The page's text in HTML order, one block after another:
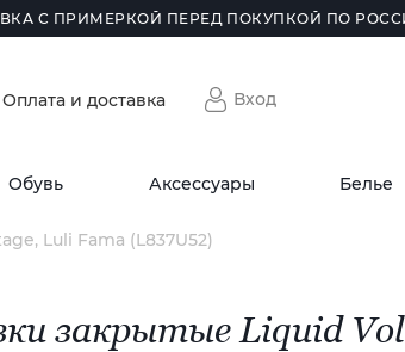
С ПРИМЕРКОЙ ПЕРЕД ПОКУПКОЙ ПО
Оплата и доставка Вход
Обувь Аксессуары Белье
Luli Fama (L837U52)
закрытые Liquid